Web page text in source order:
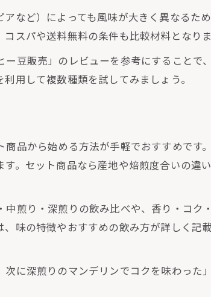
家焙煎コーヒー豆を見つける
で選ぶ自家焙煎コーヒー豆の選択術
ヒーで理想の一杯を見つけるコツ
焙煎コーヒー通販活用術
ヒー通販でコスパ最適な選び方
自家焙煎コーヒーを見つける方法
など）によっても風味が大きく異なるた
スパや送料無料の条件も比較材料となり
豆販売」のレビューを参考にすることで
用して複数種類を試してみましょう。
品から始める方法が手軽でおすすめです
。セット商品なら産地や焙煎度合いの違
煎り・深煎りの飲み比べや、香り・コク
味の特徴やおすすめの飲み方が詳しく記
に深煎りのマンデリンでコクを味わった